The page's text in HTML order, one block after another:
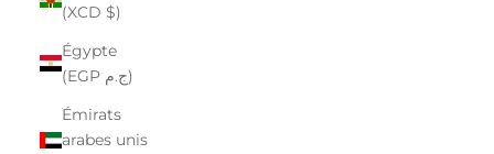
(XCD $)
Égypte
(EGP ج.م)
Émirats
arabes unis